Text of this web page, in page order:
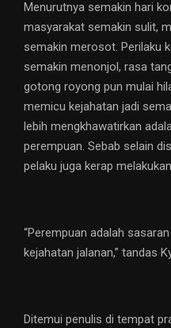
Menurutnya semakin hari
masyarakat semakin sulit,
semakin merosot. Perilaku
semakin menonjol, rasa
gotong royong pun mulai
memicu kejahatan jadi
lebih mengkhawatirkan
perempuan. Sebab selain
pelaku juga kerap
“Perempuan adalah
kejahatan jalanan,” tandas
Ditemui penulis di tempat